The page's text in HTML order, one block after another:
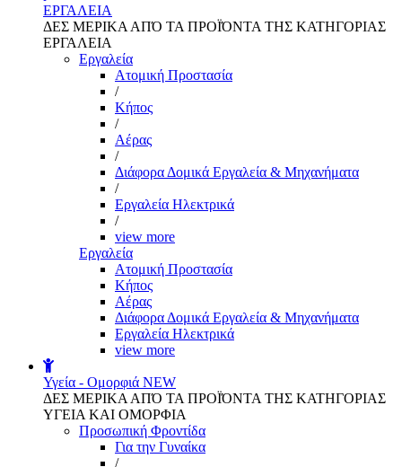
ΕΡΓΑΛΕΙΑ
ΔΕΣ ΜΕΡΙΚΑ ΑΠΌ ΤΑ ΠΡΟΪΌΝΤΑ ΤΗΣ ΚΑΤΗΓΟΡΙΑΣ
ΕΡΓΑΛΕΙΑ
Εργαλεία
Aτομική Προστασία
/
Kήπος
/
Αέρας
/
Διάφορα Δομικά Εργαλεία & Μηχανήματα
/
Εργαλεία Ηλεκτρικά
/
view more
Εργαλεία
Aτομική Προστασία
Kήπος
Αέρας
Διάφορα Δομικά Εργαλεία & Μηχανήματα
Εργαλεία Ηλεκτρικά
view more
Υγεία - Ομορφιά NEW
ΔΕΣ ΜΕΡΙΚΑ ΑΠΌ ΤΑ ΠΡΟΪΌΝΤΑ ΤΗΣ ΚΑΤΗΓΟΡΙΑΣ
ΥΓΕΙΑ ΚΑΙ ΟΜΟΡΦΙΑ
Προσωπική Φροντίδα
Για την Γυναίκα
/